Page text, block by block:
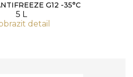
G12 -35°C
5 L
detail